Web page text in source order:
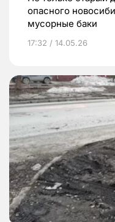
опасного
мусорные баки
17:32 / 14.05.26